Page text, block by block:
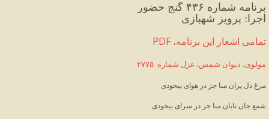
برنامه شماره ۴۳۶ گنج حضور
اجرا: پرویز شهبازی
PDF ،تمامی اشعار این برنامه
مولوی، دیوان شمس، غزل شماره  ۲۷۷۵
مرغ دل پران مبا جز در هوای بیخودی
شمع جان تابان مبا جز در سرای بیخودی